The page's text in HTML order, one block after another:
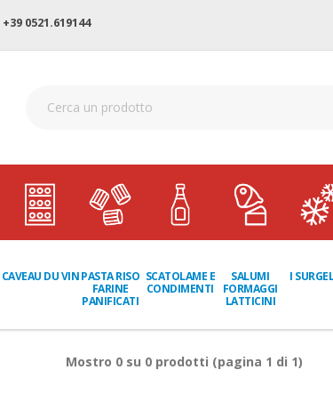
+39 0521.619144
CAVEAU DU VINPASTA RISO
FARINE
PANIFICATI
SCATOLAME E
CONDIMENTI
SALUMI
FORMAGGI
LATTICINI
I
Mostro 0 su 0 prodotti (pagina 1 di 1)